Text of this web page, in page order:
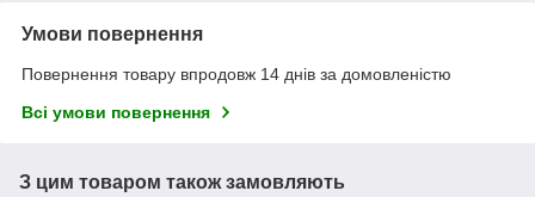
Умови повернення
Повернення товару впродовж 14 днів за домовленістю
Всі умови повернення
З цим товаром також замовляють